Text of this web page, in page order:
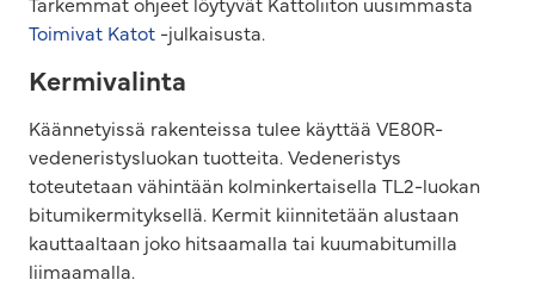
Toimivat Katot -julkaisusta.
Kermivalinta
Käännetyissä rakenteissa tulee käyttää VE80R-
vedeneristysluokan tuotteita. Vedeneristys
toteutetaan vähintään kolminkertaisella TL2-luokan
bitumikermityksellä. Kermit kiinnitetään alustaan
kauttaaltaan joko hitsaamalla tai kuumabitumilla
liimaamalla.